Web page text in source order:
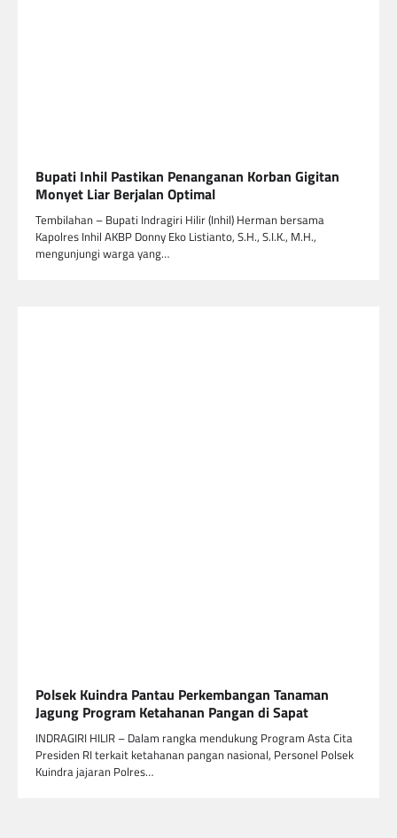
Bupati Inhil Pastikan Penanganan Korban Gigitan
Monyet Liar Berjalan Optimal
Tembilahan – Bupati Indragiri Hilir (Inhil) Herman bersama
Kapolres Inhil AKBP Donny Eko Listianto, S.H., S.I.K., M.H.,
mengunjungi warga yang…
Polsek Kuindra Pantau Perkembangan Tanaman
Jagung Program Ketahanan Pangan di Sapat
INDRAGIRI HILIR – Dalam rangka mendukung Program Asta Cita
Presiden RI terkait ketahanan pangan nasional, Personel Polsek
Kuindra jajaran Polres…